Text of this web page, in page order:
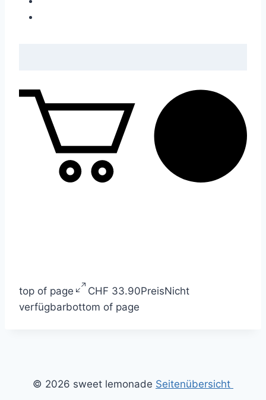
top of page CHF 33.90PreisNicht
verfügbarbottom of page
© 2026 sweet lemonade Seitenübersicht